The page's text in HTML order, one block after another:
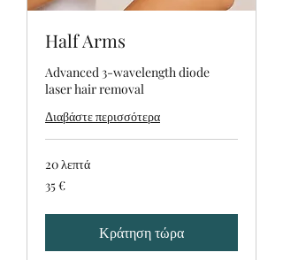
Half Arms
Advanced 3-wavelength diode
laser hair removal
Διαβάστε περισσότερα
20 λεπτά
ευρώ
35 €
Κράτηση τώρα